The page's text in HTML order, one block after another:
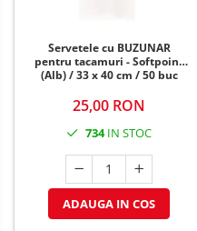
Servetele cu BUZUNAR
pentru tacamuri - Softpoint
(Alb) / 33 x 40 cm / 50 buc
25,00 RON
734IN STOC
ADAUGA IN COS